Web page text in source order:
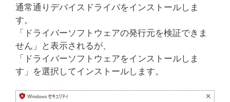
通常通りデバイスドライバをインストールしま
す。
「ドライバーソフトウェアの発行元を検証できま
せん」と表示されるが、
「ドライバーソフトウェアをインストールしま
す」を選択してインストールします。